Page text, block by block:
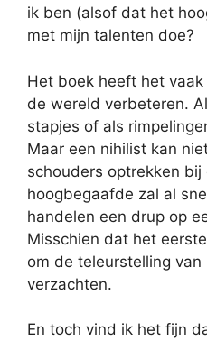
ik ben (alsof dat het
met mijn talenten doe?
Het boek heeft het
de wereld verbeteren.
stapjes of als
Maar een nihilist kan
schouders optrekken
hoogbegaafde zal al
handelen een drup op
Misschien dat het
om de teleurstelling
verzachten.
En toch vind ik het fijn